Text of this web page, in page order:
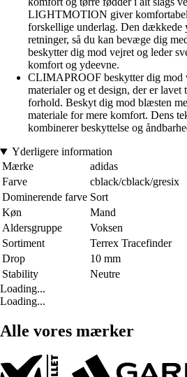
LIGHTMOTION giver
forskellige underlag. Den dækkede
retninger, så du kan bevæge dig
beskytter dig mod vejret og leder
komfort og ydeevne.
CLIMAPROOF beskytter dig mod
materialer og et design, der er lavet
forhold. Beskyt dig mod blæsten
materiale for mere komfort. Dens
kombinerer beskyttelse og
Yderligere information
Mærke
adidas
Farve
cblack/cblack/gresix
Dominerende farve Sort
Køn
Mand
Aldersgruppe
Voksen
Sortiment
Terrex Tracefinder
Drop
10 mm
Stability
Neutre
Loading...
Loading...
Alle vores mærker